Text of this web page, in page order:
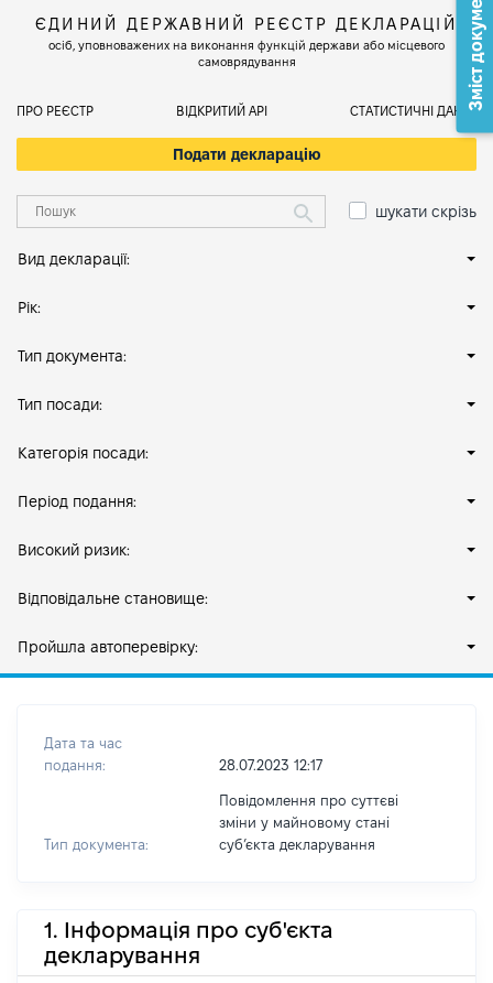
ЄДИНИЙ ДЕРЖАВНИЙ РЕЄСТР ДЕКЛАРАЦІЙ
осіб, уповноважених на виконання функцій держави або місцевого
самоврядування
ПРО РЕЄСТР ВІДКРИТИЙ АРІ СТАТИСТИЧНІ ДАНІ
Подати декларацію
шукати скрізь
Вид декларації:
Рік:
Тип документа:
Тип посади:
Категорія посади:
Період подання:
Високий ризик:
Відповідальне становище:
Пройшла автоперевірку:
Дата та час
подання:
28.07.2023 12:17
Тип документа:
Повідомлення про суттєві
зміни у майновому стані
субʼєкта декларування
1. Інформація про суб'єкта
декларування
Зміст документа